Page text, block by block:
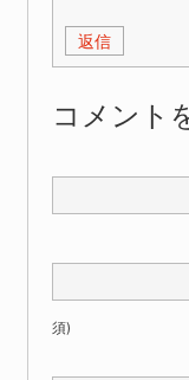
返信
コメント
須)